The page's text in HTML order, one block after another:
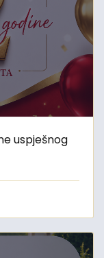
uspješnog